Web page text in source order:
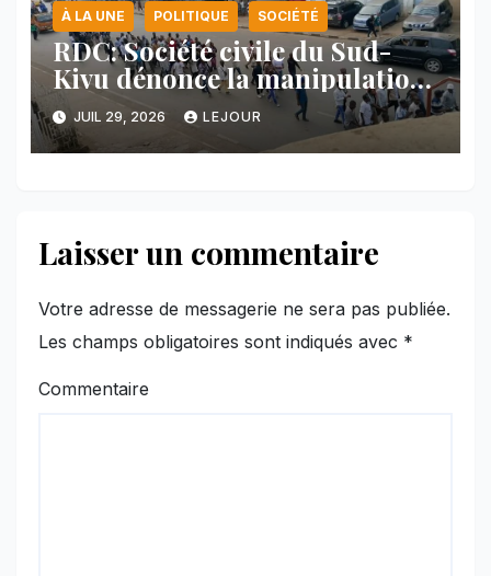
À LA UNE POLITIQUE SOCIÉTÉ
RDC: Société civile du Sud-
Kivu dénonce la manipulation
des manifestations par
l’AFC/M23
JUIL 29, 2026 LEJOUR
Laisser un commentaire
Votre adresse de messagerie ne sera pas publiée.
Les champs obligatoires sont indiqués avec *
Commentaire